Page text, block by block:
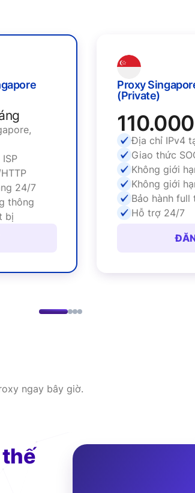
Dân cư tĩnh Singapore
chỉ IPv4 tại Singapore,
chọn nhà mạng ISP
thức SOCKS5/HTTP
sóc khách hàng 24/7
giới hạn băng thông
giới hạn thiết bị
ngay bây giờ.